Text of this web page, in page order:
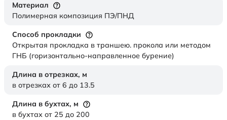
Материал
Полимерная композиция ПЭ/ПНД
Способ прокладки
Открытая прокладка в траншею. прокола или методом
ГНБ (горизонтально-направленное бурение)
Длина в отрезках, м
в отрезках от 6 до 13.5
Длина в бухтах, м
в бухтах от 25 до 200